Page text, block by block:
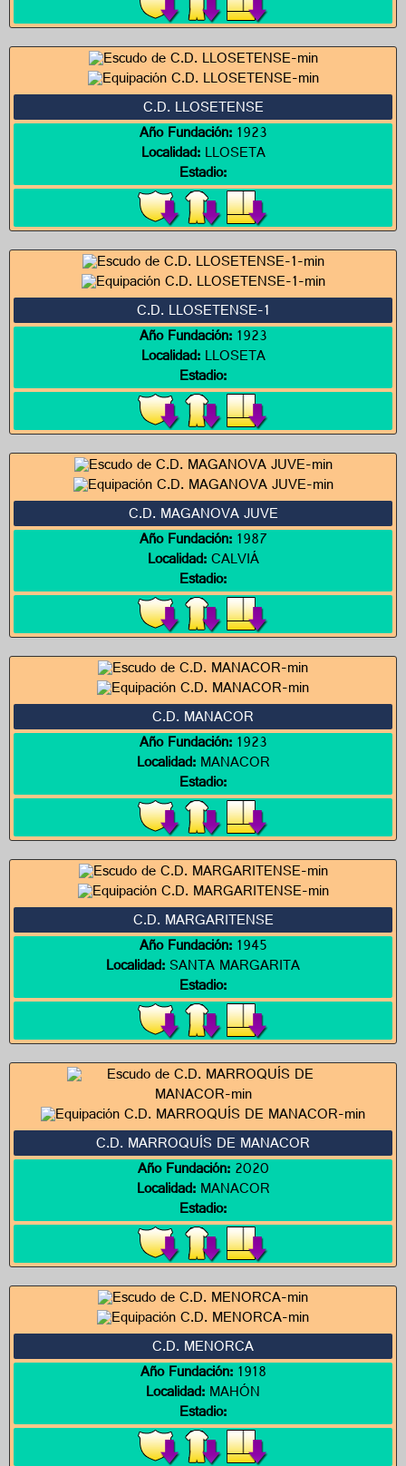
C.D. LLOSETENSE
Año Fundación:1923
Localidad:LLOSETA
Estadio:
C.D. LLOSETENSE-1
Año Fundación:1923
Localidad:LLOSETA
Estadio:
C.D. MAGANOVA JUVE
Año Fundación:1987
Localidad:CALVIÁ
Estadio:
C.D. MANACOR
Año Fundación:1923
Localidad:MANACOR
Estadio:
C.D. MARGARITENSE
Año Fundación:1945
Localidad:SANTA MARGARITA
Estadio:
C.D. MARROQUÍS DE MANACOR
Año Fundación:2020
Localidad:MANACOR
Estadio:
C.D. MENORCA
Año Fundación:1918
Localidad:MAHÓN
Estadio: